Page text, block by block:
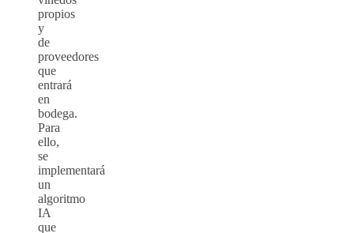
propios
y
de
proveedores
que
entrará
en
bodega.
Para
ello,
se
implementará
un
algoritmo
IA
que